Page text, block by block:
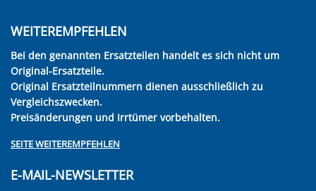
WEITEREMPFEHLEN
Bei den genannten Ersatzteilen handelt es sich nicht um
Original-Ersatzteile.
Original Ersatzteilnummern dienen ausschließlich zu
Vergleichszwecken.
Preisänderungen und Irrtümer vorbehalten.
SEITE WEITEREMPFEHLEN
E-MAIL-NEWSLETTER